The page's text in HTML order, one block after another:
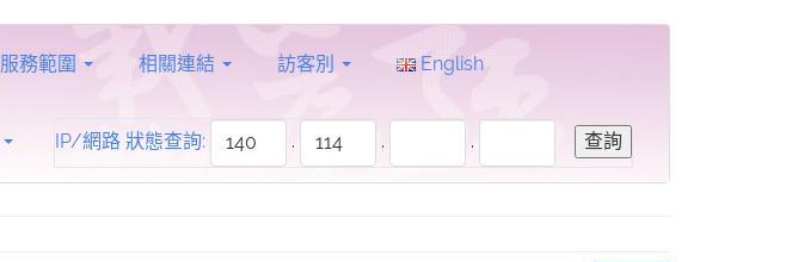
服務範圍 相關連結 訪客別 English
IP/網路 狀態查詢: . . .